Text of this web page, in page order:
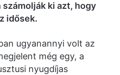
ki azt, hogy
idősek.
ugyanannyi volt az
még egy, a
nyugdíjas